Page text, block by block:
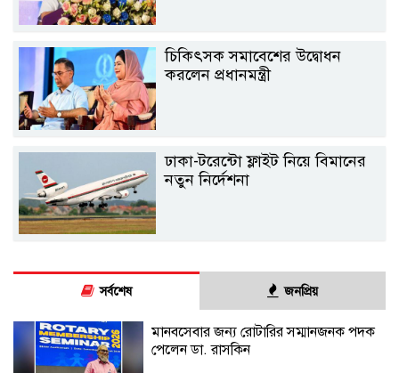
চিকিৎসক সমাবেশের উদ্বোধন
করলেন প্রধানমন্ত্রী
ঢাকা-টরেন্টো ফ্লাইট নিয়ে বিমানের
নতুন নির্দেশনা
সর্বশেষ জনপ্রিয়
মানবসেবার জন্য রোটারির সম্মানজনক পদক
পেলেন ডা. রাসকিন